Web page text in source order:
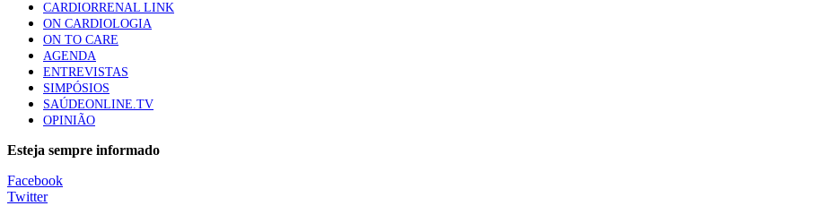
Trodelvy aprovado para primeira linha no cancro da mama triplo negativo metastático em doentes não elegíveis para inibidores PD-(L)1
61 visualizações
MAIS NOTÍCIAS
Quase 11.900 jovens recorreram aos cheques psicólogo e nutricionista no primeiro mês
CARDIORRENAL LINK
ON CARDIOLOGIA
ON TO CARE
AGENDA
ENTREVISTAS
SIMPÓSIOS
SAÚDEONLINE.TV
OPINIÃO
Esteja sempre informado
Facebook
Twitter